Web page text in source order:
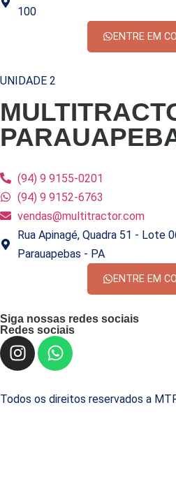
100
ENTRE EM
UNIDADE 2
(94) 9 9155-0201
(94) 9 9152-6763
vendas@multitractor.com
Rua Apinagé, Quadra 51 - Lote
Parauapebas - PA
ENTRE EM
Siga nossas redes sociais
Redes sociais
Todos os direitos reservados a